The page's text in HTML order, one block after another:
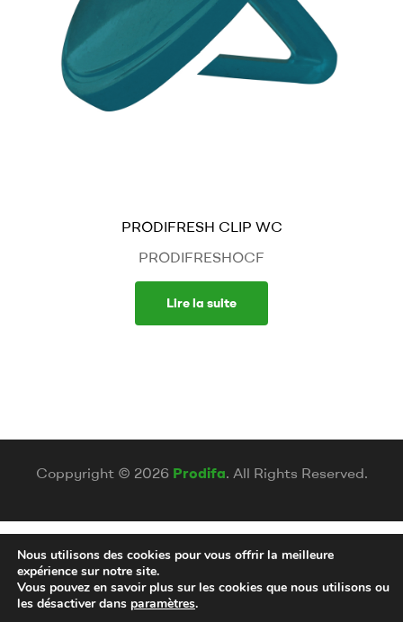
PRODIFRESH CLIP WC
PRODIFRESHOCF
Lire la suite
Coppyright © 2026 Prodifa. All Rights Reserved.
Nous utilisons des cookies pour vous offrir la meilleure
expérience sur notre site.
Vous pouvez en savoir plus sur les cookies que nous utilisons ou
les désactiver dans paramètres.